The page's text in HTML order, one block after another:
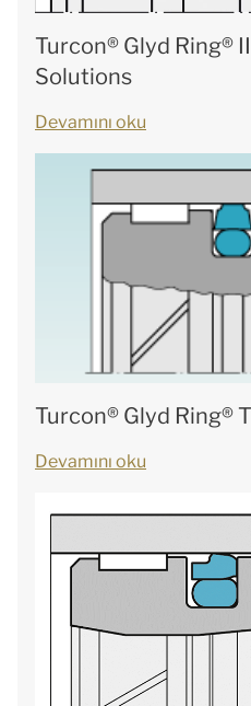
Turcon® Glyd Ring®
Solutions
Devamını oku
Turcon® Glyd Ring® T
Devamını oku